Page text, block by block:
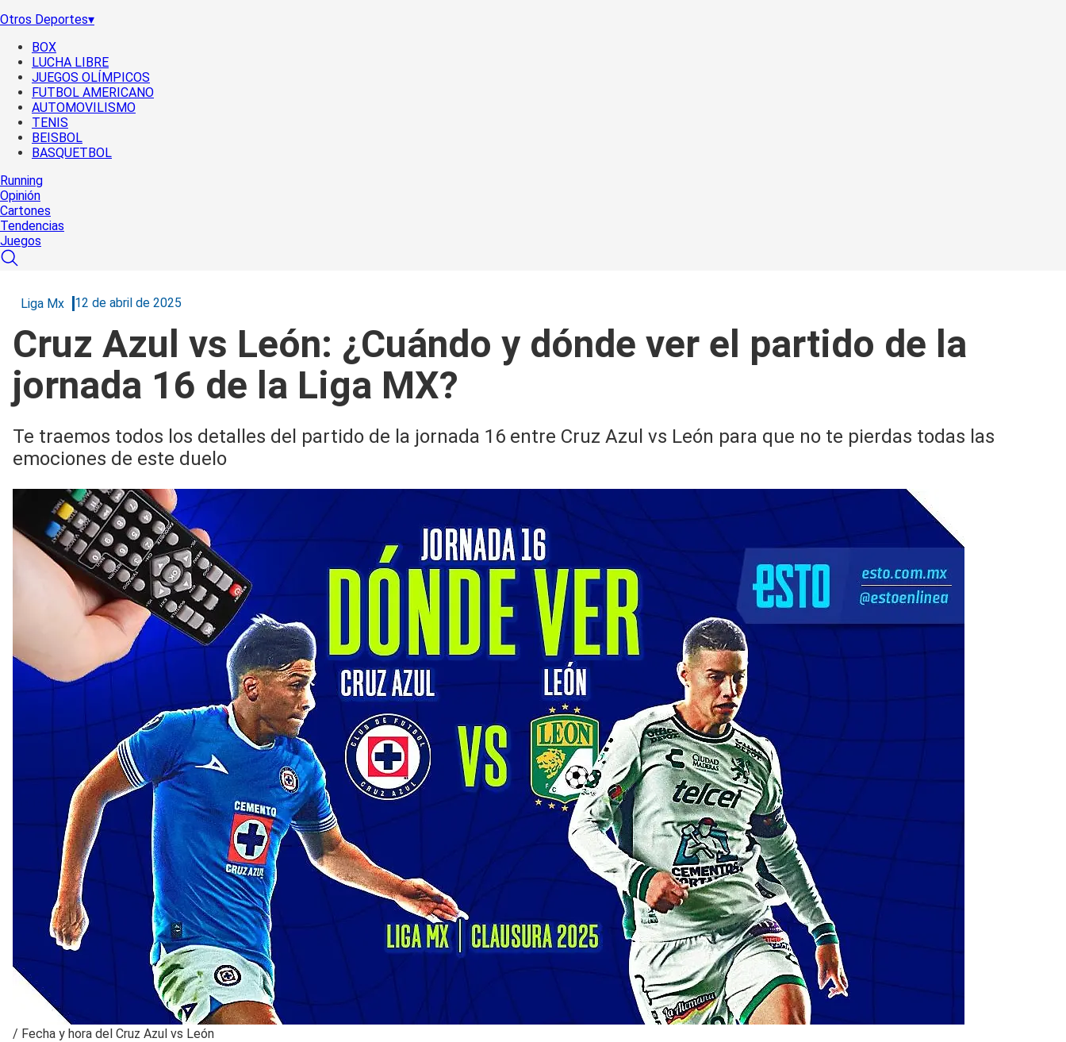
Otros Deportes▾
BOX
LUCHA LIBRE
JUEGOS OLÍMPICOS
FUTBOL AMERICANO
AUTOMOVILISMO
TENIS
BEISBOL
BASQUETBOL
Running
Opinión
Cartones
Tendencias
Juegos
Liga Mx 12 de abril de 2025
Cruz Azul vs León: ¿Cuándo y dónde ver el partido de la
jornada 16 de la Liga MX?
Te traemos todos los detalles del partido de la jornada 16 entre Cruz Azul vs León para que no te pierdas todas las
emociones de este duelo
/ Fecha y hora del Cruz Azul vs León